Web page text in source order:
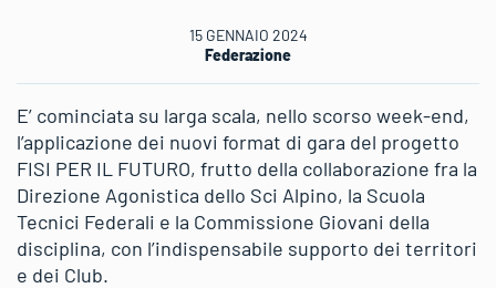
15 GENNAIO 2024
Federazione
E’ cominciata su larga scala, nello scorso week-end,
l’applicazione dei nuovi format di gara del progetto
FISI PER IL FUTURO, frutto della collaborazione fra la
Direzione Agonistica dello Sci Alpino, la Scuola
Tecnici Federali e la Commissione Giovani della
disciplina, con l’indispensabile supporto dei territori
e dei Club.